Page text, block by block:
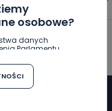
osobowe?
danych
Parlamentu
związku z
sprawie
oraz uchylenia